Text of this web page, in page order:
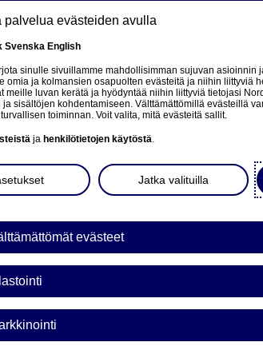
Tietoa meistä Sijoittajat
palvelua evästeiden avulla
Svenska English
sinulle sivuillamme mahdollisimman sujuvan asioinnin
omia ja kolmansien osapuolten evästeitä ja niihin liittyviä
meille luvan kerätä ja hyödyntää niihin liittyviä tietojasi
ja sisältöjen kohdentamiseen. Välttämättömillä evästeillä
toiminnan. Voit valita, mitä evästeitä sallit.
ja henkilötietojen käytöstä.
Jatka valituilla
evästeet